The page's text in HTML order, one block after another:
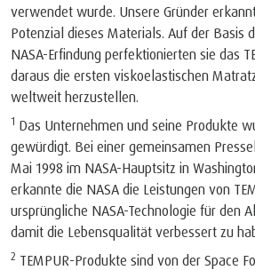
verwendet wurde. Unsere Gründer
Potenzial dieses Materials. Auf der Basis
NASA-Erfindung perfektionierten sie das
daraus die ersten viskoelastischen
weltweit herzustellen.
1 Das Unternehmen und seine Produkte
gewürdigt. Bei einer gemeinsamen
Mai 1998 im NASA-Hauptsitz in
erkannte die NASA die Leistungen von
ursprüngliche NASA-Technologie für den
damit die Lebensqualität verbessert zu
2 TEMPUR-Produkte sind von der Space